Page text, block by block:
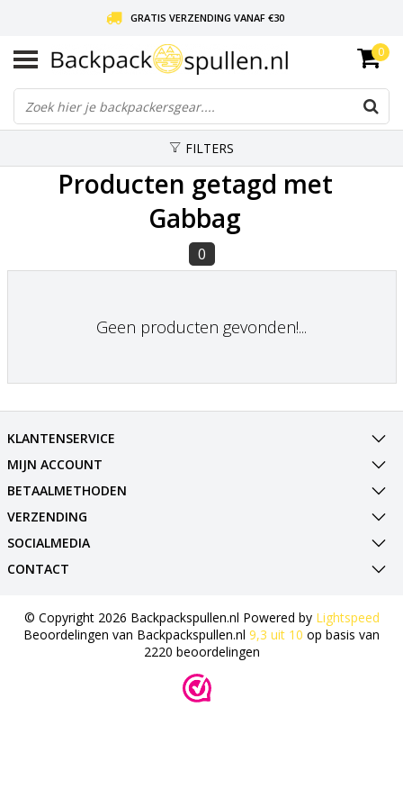
GRATIS VERZENDING VANAF €30
LIEFDE VOOR BACKPACKEN!
30 DAGEN GRATIS RETOUR
0
FILTERS
Producten getagd met
Gabbag
0
Geen producten gevonden!...
KLANTENSERVICE
MIJN ACCOUNT
BETAALMETHODEN
VERZENDING
SOCIALMEDIA
CONTACT
© Copyright 2026 Backpackspullen.nl Powered by Lightspeed
Beoordelingen van Backpackspullen.nl 9,3 uit 10 op basis van
2220 beoordelingen